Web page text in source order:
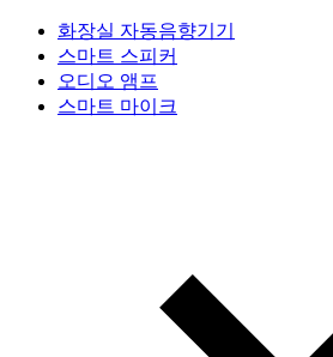
화장실 자동음향기기
스마트 스피커
오디오 앰프
스마트 마이크